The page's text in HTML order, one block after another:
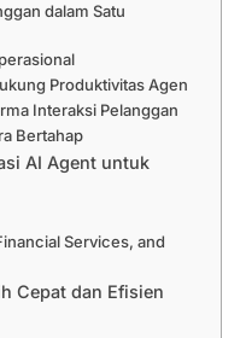
dalam Satu
Produktivitas Agen
Interaksi Pelanggan
Bertahap
AI Agent untuk
Services, and
Cepat dan Efisien